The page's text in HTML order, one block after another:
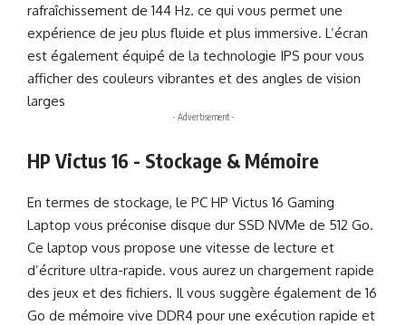
rafraîchissement de 144 Hz. ce qui vous permet une
expérience de jeu plus fluide et plus immersive. L’écran
est également équipé de la technologie IPS pour vous
afficher des couleurs vibrantes et des angles de vision
larges
- Advertisement -
HP Victus 16 - Stockage & Mémoire
En termes de stockage, le PC HP Victus 16 Gaming
Laptop vous préconise disque dur SSD NVMe de 512 Go.
Ce laptop vous propose une vitesse de lecture et
d’écriture ultra-rapide. vous aurez un chargement rapide
des jeux et des fichiers. Il vous suggère également de 16
Go de mémoire vive DDR4 pour une exécution rapide et